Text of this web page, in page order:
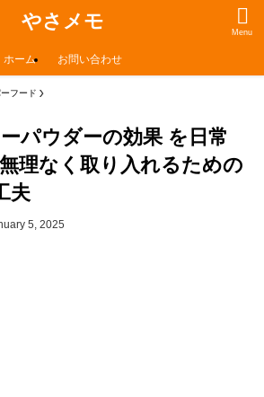
やさメモ Menu
ホーム お問い合わせ
フード
パウダーの効果 を日常
理なく取り入れるための
夫
5, 2025